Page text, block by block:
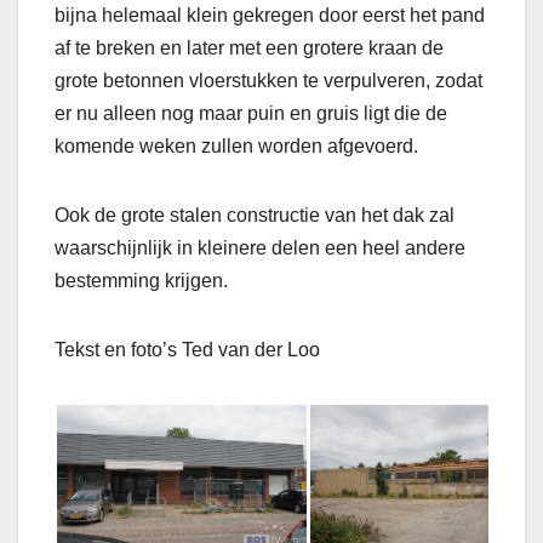
bijna helemaal klein gekregen door eerst het pand
af te breken en later met een grotere kraan de
grote betonnen vloerstukken te verpulveren, zodat
er nu alleen nog maar puin en gruis ligt die de
komende weken zullen worden afgevoerd.
Ook de grote stalen constructie van het dak zal
waarschijnlijk in kleinere delen een heel andere
bestemming krijgen.
Tekst en foto’s Ted van der Loo